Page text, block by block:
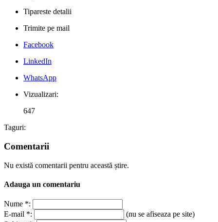
Tipareste detalii
Trimite pe mail
Facebook
LinkedIn
WhatsApp
Vizualizari:
647
Taguri:
Comentarii
Nu există comentarii pentru această știre.
Adauga un comentariu
Nume *:
E-mail *:
(nu se afiseaza pe site)